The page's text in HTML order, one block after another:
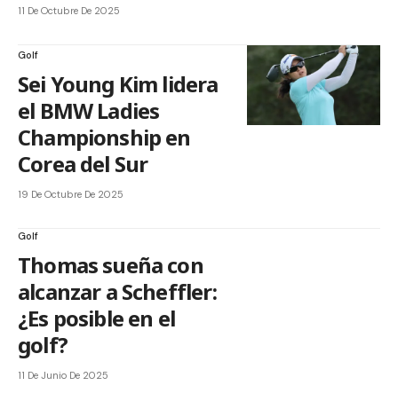
11 De Octubre De 2025
Golf
Sei Young Kim lidera
el BMW Ladies
Championship en
Corea del Sur
19 De Octubre De 2025
Golf
Thomas sueña con
alcanzar a Scheffler:
¿Es posible en el
golf?
11 De Junio De 2025